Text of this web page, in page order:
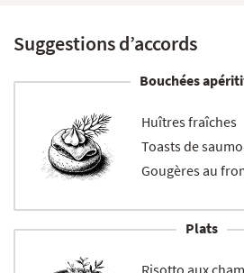
Suggestions d’accords
Bouchées
Huîtres fraîches
Toasts de
Gougères au
Plats